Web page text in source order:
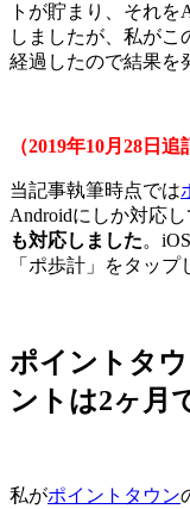
トが貯まり、それ
しましたが、私がこ
経過したので結果を
（2019年10月28日追
当記事執筆時点では
Androidにしか対応
も対応しました。
「ポ歩計」をタップ
ポイントタ
ントは2ヶ月
私がポイントタウン